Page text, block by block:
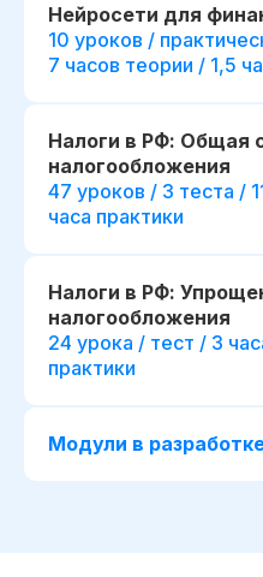
Нейросети для
10 уроков /
7 часов теории / 1,5
Налоги в РФ: Общая
налогообложения
47 уроков / 3 теста /
часа практики
Налоги в РФ:
налогообложения
24 урока / тест / 3
практики
Модули в
Отправить заявку
Готовые инструменты
анализа данных и
управленческих
и контроля показателей
Возможность
аналитику внутри
привлечения внешних
консультантов
прогнозирования и
анализа